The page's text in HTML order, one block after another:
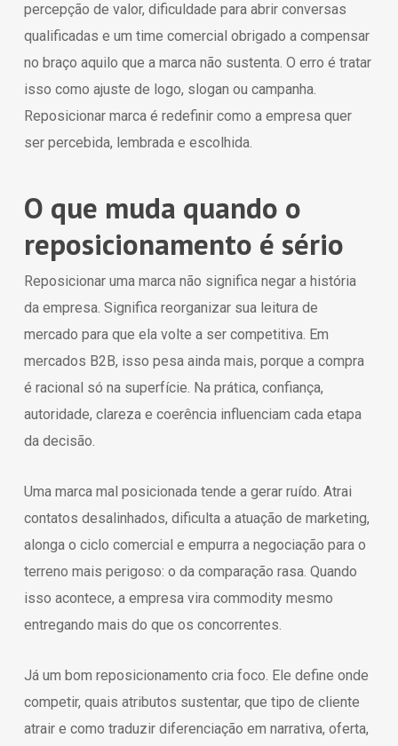
percepção de valor, dificuldade para abrir conversas
qualificadas e um time comercial obrigado a compensar
no braço aquilo que a marca não sustenta. O erro é tratar
isso como ajuste de logo, slogan ou campanha.
Reposicionar marca é redefinir como a empresa quer
ser percebida, lembrada e escolhida.
O que muda quando o
reposicionamento é sério
Reposicionar uma marca não significa negar a história
da empresa. Significa reorganizar sua leitura de
mercado para que ela volte a ser competitiva. Em
mercados B2B, isso pesa ainda mais, porque a compra
é racional só na superfície. Na prática, confiança,
autoridade, clareza e coerência influenciam cada etapa
da decisão.
Uma marca mal posicionada tende a gerar ruído. Atrai
contatos desalinhados, dificulta a atuação de marketing,
alonga o ciclo comercial e empurra a negociação para o
terreno mais perigoso: o da comparação rasa. Quando
isso acontece, a empresa vira commodity mesmo
entregando mais do que os concorrentes.
Já um bom reposicionamento cria foco. Ele define onde
competir, quais atributos sustentar, que tipo de cliente
atrair e como traduzir diferenciação em narrativa, oferta,